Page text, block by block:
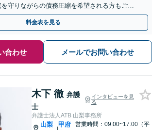
守りながらの債務圧縮を希望される方もご相
無料】
料金表を見る
合わせ メールでお問い合わせ
木下 徹 弁護
士
インタビューを見
る
弁護士法人ATB 山梨事務所
山梨
甲府
営業時間：09:00~17:00（平